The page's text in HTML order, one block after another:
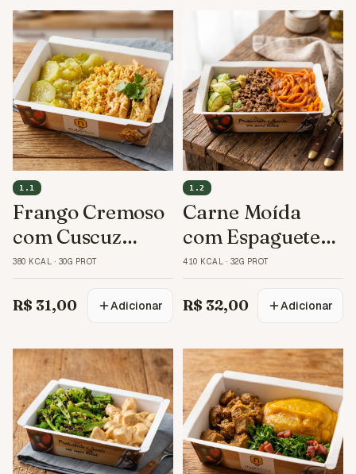
1.1
Frango Cremoso
com Cuscuz
Marroquino
380 KCAL · 30G PROT
R$ 31,00 Adicionar
1.2
Carne Moída
com Espaguete
de Cenoura
410 KCAL · 32G PROT
R$ 32,00 Adicionar